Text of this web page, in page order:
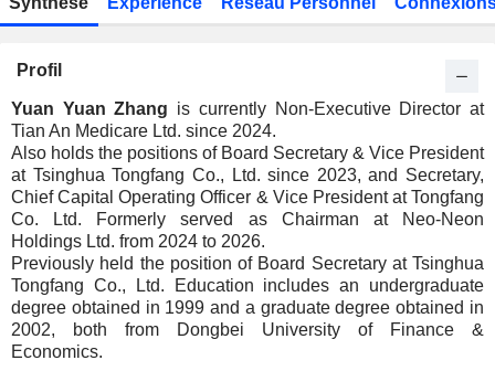
Profil
Yuan Yuan Zhang is currently Non-Executive Director at
Tian An Medicare Ltd. since 2024.
Also holds the positions of Board Secretary & Vice President
at Tsinghua Tongfang Co., Ltd. since 2023, and Secretary,
Chief Capital Operating Officer & Vice President at Tongfang
Co. Ltd. Formerly served as Chairman at Neo-Neon
Holdings Ltd. from 2024 to 2026.
Previously held the position of Board Secretary at Tsinghua
Tongfang Co., Ltd. Education includes an undergraduate
degree obtained in 1999 and a graduate degree obtained in
2002, both from Dongbei University of Finance &
Economics.